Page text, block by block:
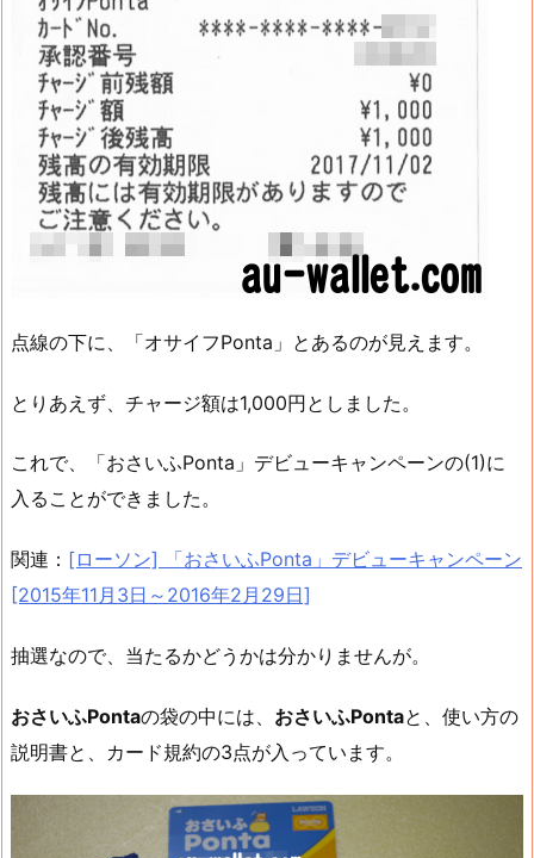
点線の下に、「オサイフPonta」とあるのが見えます。
とりあえず、チャージ額は1,000円としました。
これで、「おさいふPonta」デビューキャンペーンの(1)に
入ることができました。
関連： [ローソン] 「おさいふPonta」デビューキャンペーン
[2015年11月3日～2016年2月29日]
抽選なので、当たるかどうかは分かりませんが。
おさいふPontaの袋の中には、 おさいふPontaと、使い方の
説明書と、カード規約の3点が入っています。